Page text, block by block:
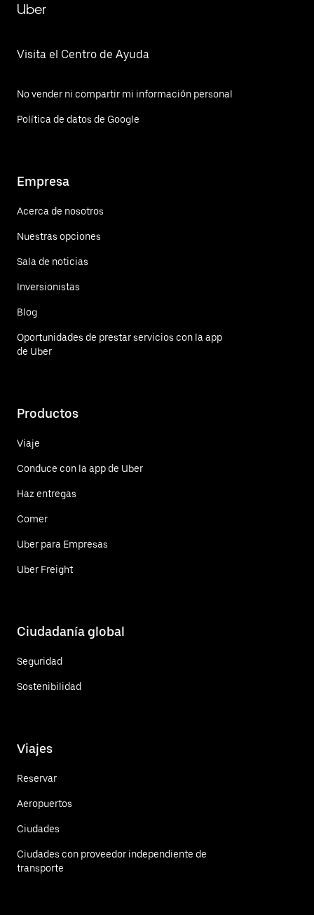
Uber
Visita el Centro de Ayuda
No vender ni compartir mi información personal
Política de datos de Google
Empresa
Acerca de nosotros
Nuestras opciones
Sala de noticias
Inversionistas
Blog
Oportunidades de prestar servicios con la app
de Uber
Productos
Viaje
Conduce con la app de Uber
Haz entregas
Comer
Uber para Empresas
Uber Freight
Ciudadanía global
Seguridad
Sostenibilidad
Viajes
Reservar
Aeropuertos
Ciudades
Ciudades con proveedor independiente de
transporte